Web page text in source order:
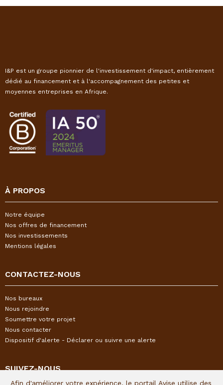
I&P est un groupe pionnier de l'investissement d'impact, entièrement
dédié au financement et à l'accompagnement des petites et
moyennes entreprises en Afrique.
À PROPOS
Notre équipe
Nos offres de financement
Nos investissements
Mentions légales
CONTACTEZ-NOUS
Nos bureaux
Nous rejoindre
Soumettre votre projet
Nous contacter
Dispositif d'alerte - Déclarer ou suivre une alerte
SUIVEZ-NOUS
Afin d'améliorer votre expérience, le portail Avise utilise des